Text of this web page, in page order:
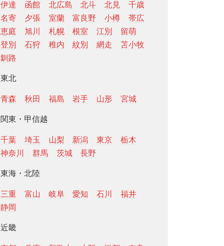
伊達 函館 北広島 北斗 北見
千歳
名寄
夕張 室蘭 富良野 小樽
帯広
恵庭
旭川 札幌 根室 江別
留萌
登別
石狩 稚内 紋別 網走
苫小牧
釧路
東北
青森 秋田 福島 岩手 山形 宮城
関東・甲信越
千葉 埼玉 山梨 新潟 東京
栃木
神奈川
群馬 茨城 長野
東海・北陸
三重 富山 岐阜 愛知 石川
福井
静岡
近畿